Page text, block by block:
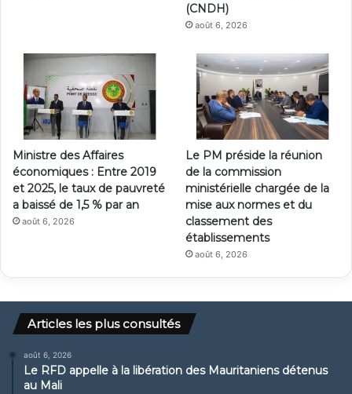
(CNDH)
août 6, 2026
Ministre des Affaires
économiques : Entre 2019
et 2025, le taux de pauvreté
a baissé de 1,5 % par an
août 6, 2026
Le PM préside la réunion
de la commission
ministérielle chargée de la
mise aux normes et du
classement des
établissements
août 6, 2026
Articles les plus consultés
août 6, 2026
Le RFD appelle à la libération des Mauritaniens détenus
au Mali